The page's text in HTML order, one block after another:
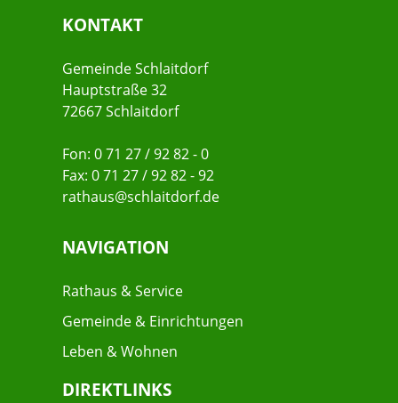
KONTAKT
Gemeinde Schlaitdorf
Hauptstraße 32
72667 Schlaitdorf
Fon: 0 71 27 / 92 82 - 0
Fax: 0 71 27 / 92 82 - 92
rathaus@schlaitdorf.de
NAVIGATION
Rathaus & Service
Gemeinde & Einrichtungen
Leben & Wohnen
DIREKTLINKS